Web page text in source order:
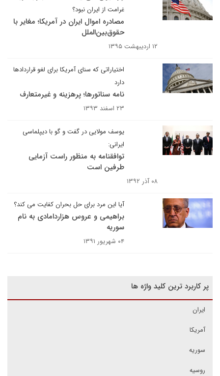
غرامت از ایران نبود؟
مصادره اموال ایران در آمریکا؛ مغایر با
حقوق‌بین‌الملل
۱۲ اردیبهشت ۱۳۹۵
اختیاراتی که سنای آمریکا برای لغو قراردادها
دارد
نامه سناتورها؛ پرهزینه‌ و غیرمتعارف
۲۳ اسفند ۱۳۹۳
یوسف مولایی در گفت و گو با دیپلماسی
ایرانی:
توافقنامه به منظور راست آزمایی
طرفین است
۰۸ آذر ۱۳۹۲
آیا این مرد برای حل بحران کفایت می کند؟
براهیمی و عروس هزاردامادی به نام
سوریه
۰۴ شهریور ۱۳۹۱
پر کاربرد ترین کلید واژه ها
ایران
آمریکا
سوریه
روسیه